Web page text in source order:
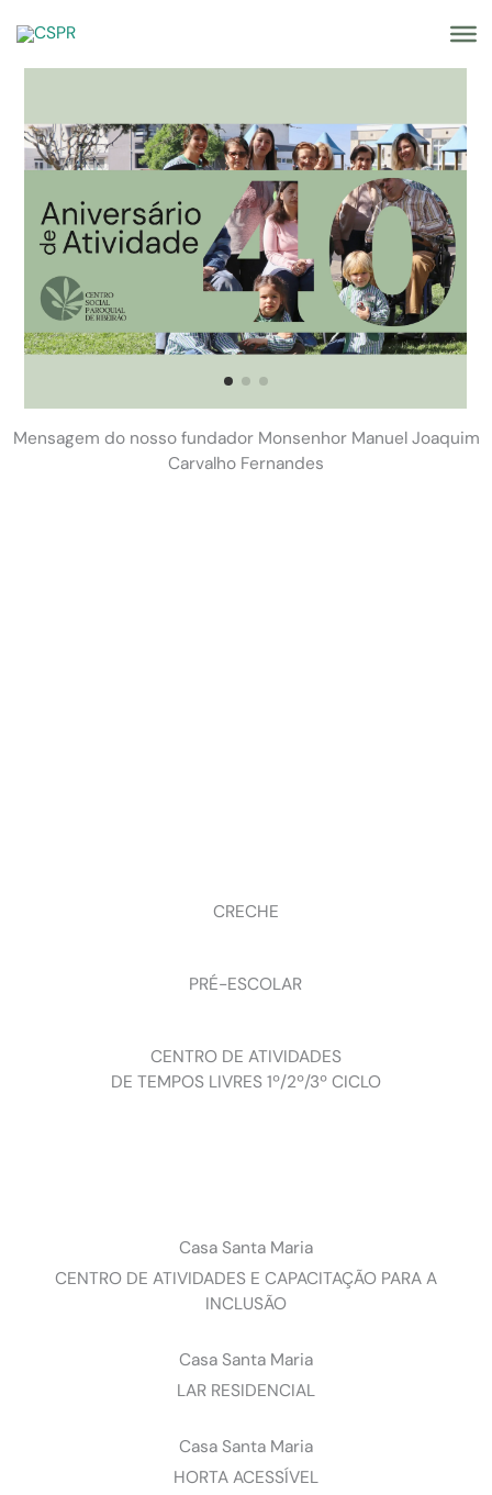
Mensagem do nosso fundador Monsenhor Manuel Joaquim
Carvalho Fernandes
CRECHE
PRÉ-ESCOLAR
CENTRO DE ATIVIDADES
DE TEMPOS LIVRES 1º/2º/3º CICLO
Casa Santa Maria
CENTRO DE ATIVIDADES E CAPACITAÇÃO PARA A
INCLUSÃO
Casa Santa Maria
LAR RESIDENCIAL
Casa Santa Maria
HORTA ACESSÍVEL